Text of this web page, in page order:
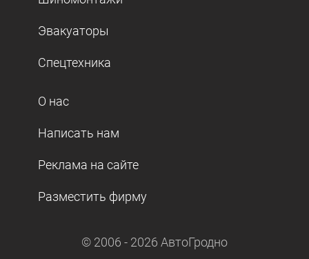
Эвакуаторы
Спецтехника
О нас
Написать нам
Реклама на сайте
Разместить фирму
© 2006 - 2026 АвтоГродно